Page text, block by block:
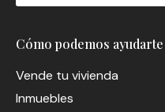
Cómo podemos ayudarte
Vende tu vivienda
Inmuebles